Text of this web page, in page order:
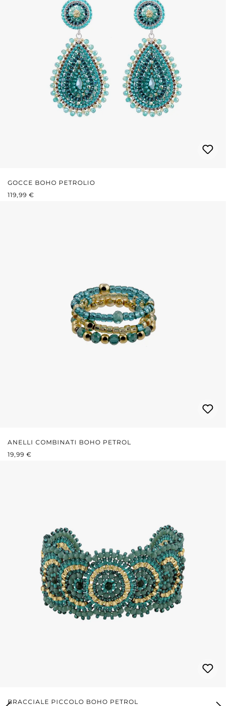
GOCCE BOHO PETROLIO
PREZZO NORMALE:
119,99 €
ANELLI COMBINATI BOHO PETROL
PREZZO NORMALE:
19,99 €
BRACCIALE PICCOLO BOHO PETROL